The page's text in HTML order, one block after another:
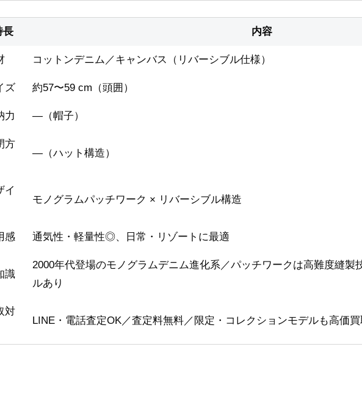
長 内容
コットンデニム／キャンバス（リバーシブル仕様）
ズ 約57〜59 cm（頭囲）
力 ―（帽子）
方
―（ハット構造）
イ
モノグラムパッチワーク × リバーシブル構造
感 通気性・軽量性◎、日常・リゾートに最適
識
2000年代登場のモノグラムデニム進化系／パッチワークは高難度縫製
ルあり
対
LINE・電話査定OK／査定料無料／限定・コレクションモデルも高価買